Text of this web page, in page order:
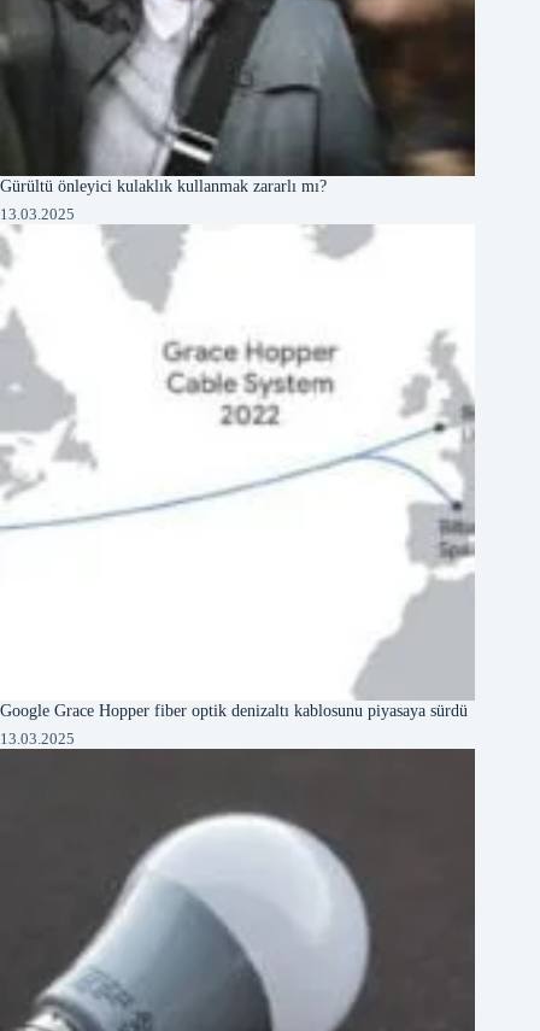
Gürültü önleyici kulaklık kullanmak zararlı mı?
13.03.2025
Google Grace Hopper fiber optik denizaltı kablosunu piyasaya sürdü
13.03.2025